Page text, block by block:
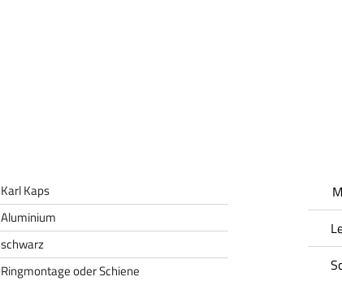
Karl Kaps
Aluminium
schwarz
Ringmontage oder Schiene